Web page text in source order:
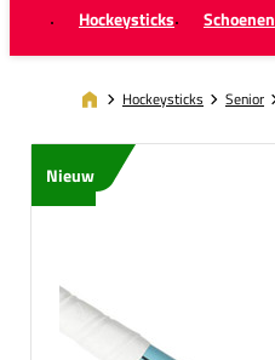
Hockeysticks Schoenen
Hockeysticks Senior
Nieuw